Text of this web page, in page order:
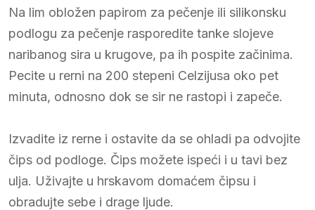
Na lim obložen papirom za pečenje ili silikonsku
podlogu za pečenje rasporedite tanke slojeve
naribanog sira u krugove, pa ih pospite začinima.
Pecite u rerni na 200 stepeni Celzijusa oko pet
minuta, odnosno dok se sir ne rastopi i zapeče.
Izvadite iz rerne i ostavite da se ohladi pa odvojite
čips od podloge. Čips možete ispeći i u tavi bez
ulja. Uživajte u hrskavom domaćem čipsu i
obradujte sebe i drage ljude.